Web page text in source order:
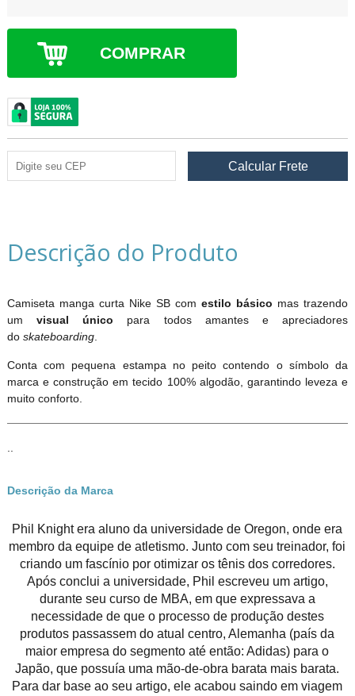
COMPRAR
Descrição do Produto
Camiseta manga curta Nike SB comestilo básico mas trazendo
umvisual único para todos amantes e apreciadores
do skateboarding.
Conta com pequena estampa no peito contendo o símbolo da
marca e construção em tecido 100% algodão, garantindo leveza e
muito conforto.
..
Descrição da Marca
Phil Knight era aluno da universidade de Oregon, onde era
membro da equipe de atletismo. Junto com seu treinador, foi
criando um fascínio por otimizar os tênis dos corredores.
Após conclui a universidade, Phil escreveu um artigo,
durante seu curso de MBA, em que expressava a
necessidade de que o processo de produção destes
produtos passassem do atual centro, Alemanha (país da
maior empresa do segmento até então: Adidas) para o
Japão, que possuía uma mão-de-obra barata mais barata.
Para dar base ao seu artigo, ele acabou saindo em viagem